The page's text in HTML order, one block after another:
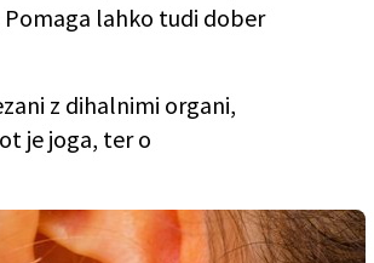
lahko tudi dober
z dihalnimi organi,
je joga, ter o